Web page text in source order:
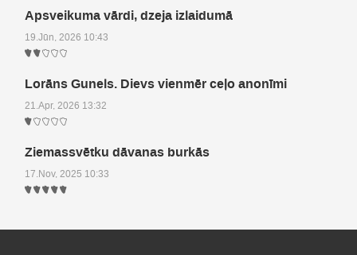
Apsveikuma vārdi, dzeja izlaidumā
19.Jūn, 2026 10:43
Lorāns Gunels. Dievs vienmēr ceļo anonīmi
21.Apr, 2026 13:32
Ziemassvētku dāvanas burkās
17.Nov, 2025 10:33